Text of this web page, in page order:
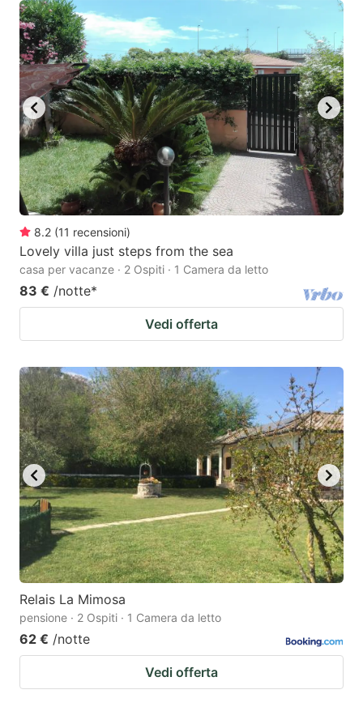
8.2 (11 recensioni)
Lovely villa just steps from the sea
casa per vacanze · 2 Ospiti · 1 Camera da letto
83 € /notte*
Vedi offerta
Relais La Mimosa
pensione · 2 Ospiti · 1 Camera da letto
62 € /notte
Vedi offerta